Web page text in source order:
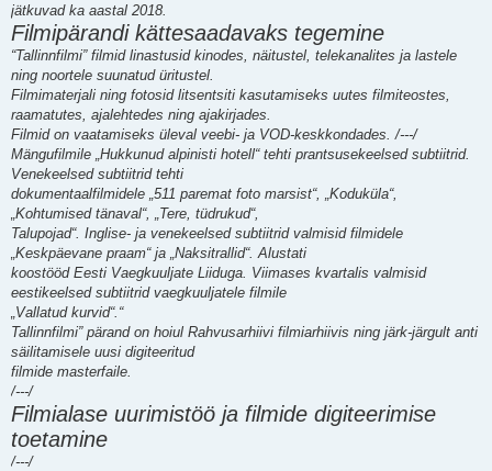
jätkuvad ka aastal 2018.
Filmipärandi kättesaadavaks tegemine
“Tallinnfilmi” filmid linastusid kinodes, näitustel, telekanalites ja lastele
ning noortele suunatud üritustel.
Filmimaterjali ning fotosid litsentsiti kasutamiseks uutes filmiteostes,
raamatutes, ajalehtedes ning ajakirjades.
Filmid on vaatamiseks üleval veebi- ja VOD-keskkondades. /---/
Mängufilmile „Hukkunud alpinisti hotell“ tehti prantsusekeelsed subtiitrid.
Venekeelsed subtiitrid tehti
dokumentaalfilmidele „511 paremat foto marsist“, „Koduküla“,
„Kohtumised tänaval“, „Tere, tüdrukud“,
Talupojad“. Inglise- ja venekeelsed subtiitrid valmisid filmidele
„Keskpäevane praam“ ja „Naksitrallid“. Alustati
koostööd Eesti Vaegkuuljate Liiduga. Viimases kvartalis valmisid
eestikeelsed subtiitrid vaegkuuljatele filmile
„Vallatud kurvid“.“
Tallinnfilmi” pärand on hoiul Rahvusarhiivi filmiarhiivis ning järk-järgult anti
säilitamisele uusi digiteeritud
filmide masterfaile.
/---/
Filmialase uurimistöö ja filmide digiteerimise
toetamine
/---/